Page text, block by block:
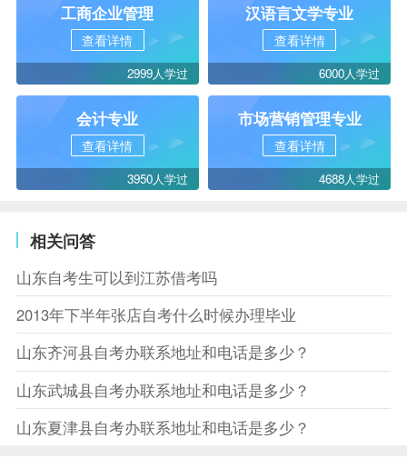
工商企业管理
查看详情
2999人学过
汉语言文学专业
查看详情
6000人学过
会计专业
查看详情
3950人学过
市场营销管理专业
查看详情
4688人学过
相关问答
山东自考生可以到江苏借考吗
2013年下半年张店自考什么时候办理毕业
山东齐河县自考办联系地址和电话是多少？
山东武城县自考办联系地址和电话是多少？
山东夏津县自考办联系地址和电话是多少？